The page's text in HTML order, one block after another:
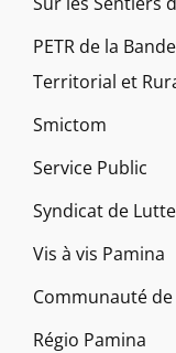
PETR de la
Territorial et
Smictom
Service Public
Syndicat de
Vis à vis Pamina
Communauté
Régio Pamina